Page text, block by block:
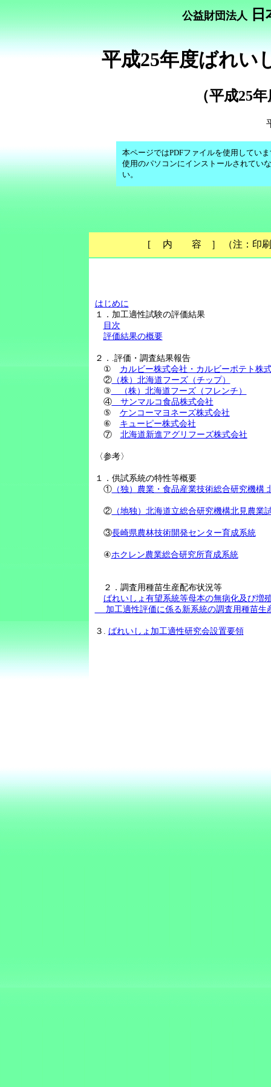
公益財団法人
平成25年度ばれい
（平成25
本ページではPDFファイルを使用してい
使用のパソコンにインストールされてい
い。
[ 内 容 ］ （注：印刷版
はじめに
１．加工適性試験の評価結果
目次
評価結果の概要
２．.評価・調査結果報告
① カルビー株式会社・カルビーポテト株
②（株）北海道フーズ（チップ）
③ （株）北海道フーズ（フレンチ）
④サンマルコ食品株式会社
⑤ ケンコーマヨネーズ株式会社
⑥ キューピー株式会社
⑦ 北海道新進アグリフーズ株式会社
〈参考〉
１．供試系統の特性等概要
①（独）農業・食品産業技術総合研究機構
②（地独）北海道立総合研究機構北見農業
③長崎県農林技術開発センター育成系統
④ホクレン農業総合研究所育成系統
２．調査用種苗生産配布状況等
ばれいしょ有望系統等母本の無病化及び増
加工適性評価に係る新系統の調査用種苗生
３. ばれいしょ加工適性研究会設置要領